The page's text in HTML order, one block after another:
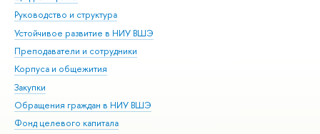
Руководство и структура
Устойчивое развитие в НИУ ВШЭ
Преподаватели и сотрудники
Корпуса и общежития
Закупки
Обращения граждан в НИУ ВШЭ
Фонд целевого капитала